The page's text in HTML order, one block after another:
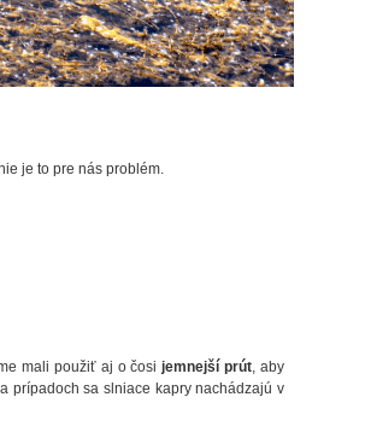
je to pre nás problém.
mali použiť aj o čosijemnejší prút, aby
prípadoch sa slniace kapry nachádzajú v